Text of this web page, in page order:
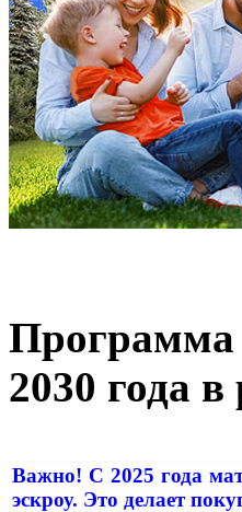
Программа
2030 года
Важно! С 2025 года
эскроу. Это делает